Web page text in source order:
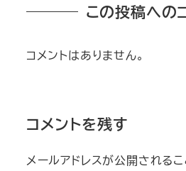
この投稿への
コメントはありません。
コメントを残す
メールアドレスが公開されるこ